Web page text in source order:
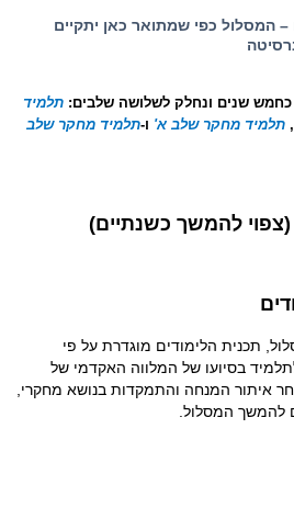
המסלול כפי שמתואר כאן יתקיים
שנים ונחלק לשלושה שלבים: תלמיד
, תלמיד מחקר שלב א' ו-תלמיד מחקר שלב
(צפוי להמשך כשנתיים)
תכנית הלימודים מוגדרת על פי
בסיועו של המלווה האקדמי של
איתור המנחה והתמקדות בנושא מחקרי,
להמשך המסלול.